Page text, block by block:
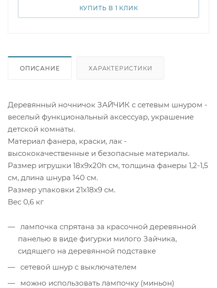
КУПИТЬ В 1 КЛИК
ОПИСАНИЕ ХАРАКТЕРИСТИКИ
Деревянный ночничок ЗАЙЧИК с сетевым шнуром -
веселый функциональный аксессуар, украшение
детской комнаты.
Материал фанера, краски, лак -
высококачественные и безопасные материалы.
Размер игрушки 18х9х20h см, толщина фанеры 1,2-1,5
см, длина шнура 140 см.
Размер упаковки 21х18х9 см.
Вес 0,6 кг
лампочка спрятана за красочной деревянной
панелью в виде фигурки милого Зайчика,
сидящего на деревянной подставке
сетевой шнур с выключателем
можно использовать лампочку (миньон)